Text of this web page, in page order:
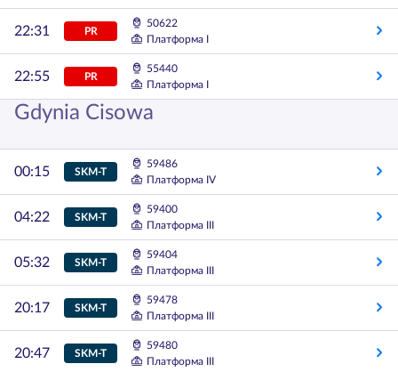
22:31 PR
50622
Платформа I
22:55 PR
55440
Платформа I
Gdynia Cisowa
00:15 SKM-T
59486
Платформа IV
04:22 SKM-T
59400
Платформа III
05:32 SKM-T
59404
Платформа III
20:17 SKM-T
59478
Платформа III
20:47 SKM-T
59480
Платформа III